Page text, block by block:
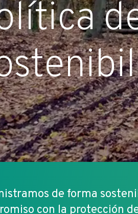
de forma
con la protección